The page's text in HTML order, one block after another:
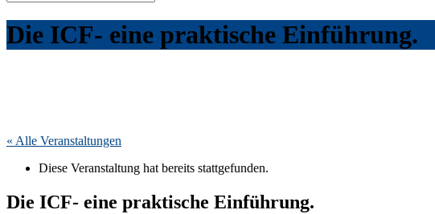
Die ICF- eine praktische Einführung.
« Alle Veranstaltungen
Diese Veranstaltung hat bereits stattgefunden.
Die ICF- eine praktische Einführung.